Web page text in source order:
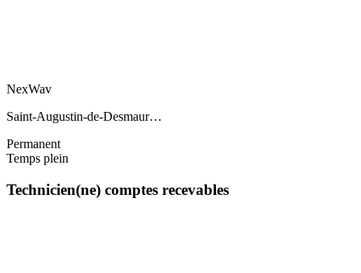
NexWav
Saint-Augustin-de-Desmaur…
Permanent
Temps plein
Technicien(ne) comptes recevables